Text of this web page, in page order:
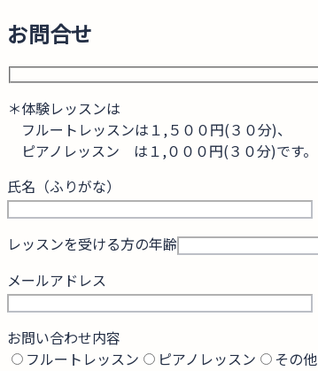
お問合せ
＊体験レッスンは
フルートレッスンは１,５００円(３０分)、
ピアノレッスン は１,０００円(３０分)です。
氏名（ふりがな）
レッスンを受ける方の年齢
メールアドレス
お問い合わせ内容
フルートレッスン
ピアノレッスン
その他